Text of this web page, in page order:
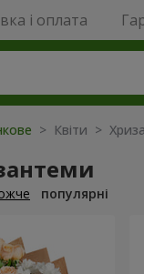
і оплата
> Квіти >
популярні